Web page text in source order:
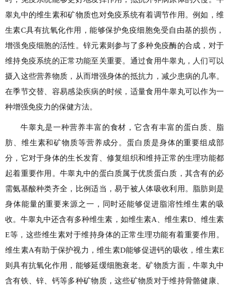
睾丸中的维生素和矿物质也对免疫系统有着调节作用。例如，维
生素C具有抗氧化作用，能够保护免疫细胞免受自由基的损伤，
增强免疫细胞的活性。锌元素则参与了多种免疫酶的合成，对于
维持免疫系统的正常功能至关重要。通过食用牛睾丸，人们可以
摄入这些营养物质，从而增强身体的抵抗力，减少患病的几率。
在季节交替、容易感染疾病的时候，适量食用牛睾丸可以作为一
种增强免疫力的保健方法。
牛睾丸是一种营养丰富的食材，它含有丰富的蛋白质、脂
肪、维生素和矿物质等营养成分。蛋白质是身体的重要组成部
分，它对于身体的生长发育、修复组织和维持正常的生理功能都
起着重要作用。牛睾丸中的蛋白质属于优质蛋白质，其含有的必
需氨基酸种类齐全，比例适当，易于被人体吸收利用。脂肪则是
身体能量的重要来源之一，同时还能够促进脂溶性维生素的吸
收。牛睾丸中还含有多种维生素，如维生素A、维生素D、维生素
E等，这些维生素对于维持身体的正常生理功能有着重要作用。
维生素A有助于保护视力，维生素D能够促进钙的吸收，维生素E
则具有抗氧化作用，能够延缓细胞衰老。矿物质方面，牛睾丸中
含有铁、锌、钙等多种矿物质，这些矿物质对于维持骨骼健康、